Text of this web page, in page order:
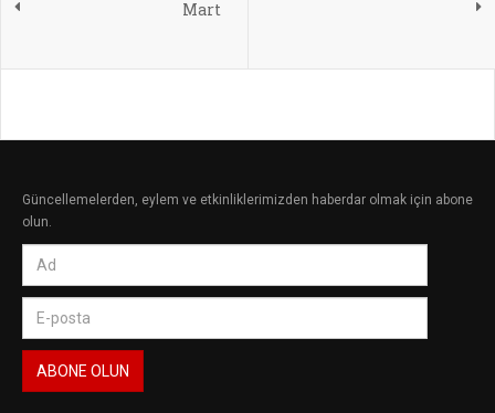
Mart
Güncellemelerden, eylem ve etkinliklerimizden haberdar olmak için abone
olun.